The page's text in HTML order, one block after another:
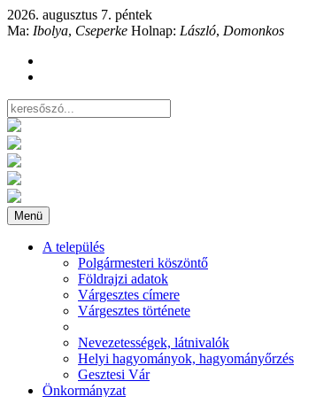
2026. augusztus 7. péntek
Ma: Ibolya, Cseperke Holnap: László, Domonkos
Menü
A település
Polgármesteri köszöntő
Földrajzi adatok
Várgesztes címere
Várgesztes története
Nevezetességek, látnivalók
Helyi hagyományok, hagyományőrzés
Gesztesi Vár
Önkormányzat